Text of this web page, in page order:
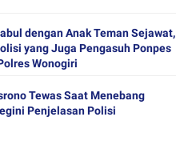
dengan Anak Teman Sejawat,
yang Juga Pengasuh Ponpes
Wonogiri
Tewas Saat Menebang
Penjelasan Polisi